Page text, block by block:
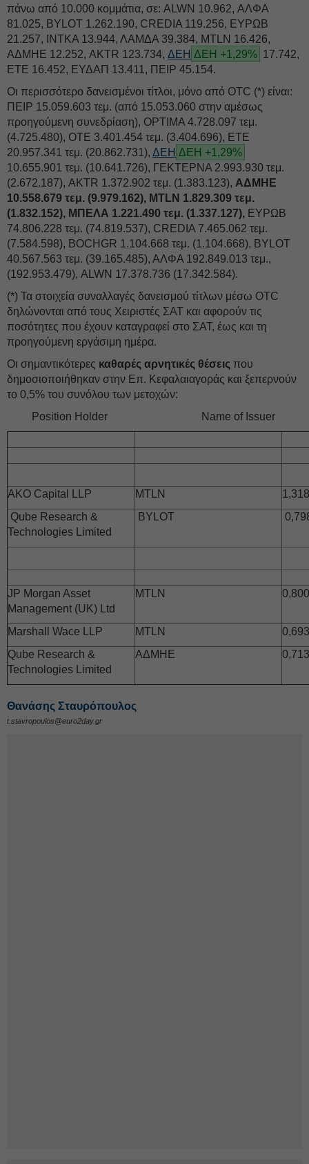
πάνω από 10.000 κομμάτια, σε: ALWN 10.962, ΑΛΦΑ
81.025, BYLOT 1.262.190, CREDIA 119.256, ΕΥΡΩΒ
21.257, ΙΝΤΚΑ 13.944, ΛΑΜΔΑ 39.384, MTLN 16.426,
ΑΔΜΗΕ 12.252, AKTR 123.734, ΔΕΗ ΔΕΗ +1,29% 17.742,
ΕΤΕ 16.452, ΕΥΔΑΠ 13.411, ΠΕΙΡ 45.154.
Οι περισσότερο δανεισμένοι τίτλοι, μόνο από OTC (*) είναι:
ΠΕΙΡ 15.059.603 τεμ. (από 15.053.060 στην αμέσως
προηγούμενη συνεδρίαση), OPTIMA 4.728.097 τεμ.
(4.725.480), ΟΤΕ 3.401.454 τεμ. (3.404.696), ΕΤΕ
20.957.341 τεμ. (20.862.731), ΔΕΗ ΔΕΗ +1,29%
10.655.901 τεμ. (10.641.726), ΓΕΚΤΕΡΝΑ 2.993.930 τεμ.
(2.672.187), AKTR 1.372.902 τεμ. (1.383.123), ΑΔΜΗΕ
10.558.679 τεμ. (9.979.162), MTLN 1.829.309 τεμ.
(1.832.152), ΜΠΕΛΑ 1.221.490 τεμ. (1.337.127), ΕΥΡΩΒ
74.806.228 τεμ. (74.819.537), CREDIA 7.465.062 τεμ.
(7.584.598), BOCHGR 1.104.668 τεμ. (1.104.668), BYLOT
40.567.563 τεμ. (39.165.485), ΑΛΦΑ 192.849.013 τεμ.,
(192.953.479), ALWN 17.378.736 (17.342.584).
(*) Τα στοιχεία συναλλαγές δανεισμού τίτλων μέσω OTC
δηλώνονται από τους Χειριστές ΣΑΤ και αφορούν τις
ποσότητες που έχουν καταγραφεί στο ΣΑΤ, έως και τη
προηγούμενη εργάσιμη ημέρα.
Οι σημαντικότερες καθαρές αρνητικές θέσεις που
δημοσιοποιήθηκαν στην Επ. Κεφαλαιαγοράς και ξεπερνούν
το 0,5% του συνόλου των μετοχών:
Position Holder Name of Issuer
AKO Capital LLP MTLN 1 ,
Qube Research &
Technologies Limited
BYLOT
JP Morgan Asset
Management (UK) Ltd
MTLN 0,
Marshall Wace LLP MTLN 0,
Qube Research &
Technologies Limited
ΑΔΜΗΕ
Θανάσης Σταυρόπουλος
t.stavropoulos@euro2day.gr